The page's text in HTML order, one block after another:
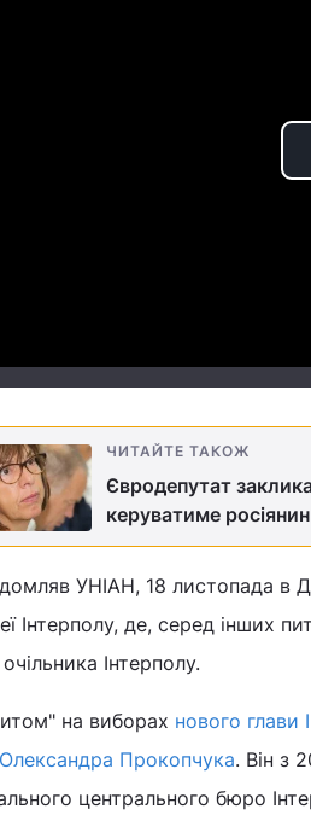
ЧИТАЙТЕ ТАКОЖ
Євродепутат
керуватиме росіянин
УНІАН, 18 листопада в
Інтерполу, де, серед інших
Інтерполу.
на виборах нового глави
Олександра Прокопчука. Він з
центрального бюро